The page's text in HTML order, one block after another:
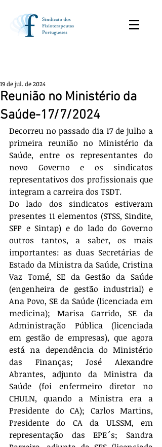
Reunião no Ministério da
Saúde-17/7/2024
19 de jul. de 2024
Decorreu no passado dia 17 de julho a
primeira reunião no Ministério da
Saúde, entre os representantes do
novo Governo e os sindicatos
representativos dos profissionais que
integram a carreira dos TSDT.
Do lado dos sindicatos estiveram
presentes 11 elementos (STSS, Sindite,
SFP e Sintap) e do lado do Governo
outros tantos, a saber, os mais
importantes: as duas Secretárias de
Estado da Ministra da Saúde, Cristina
Vaz Tomé, SE da Gestão da Saúde
(engenheira de gestão industrial) e
Ana Povo, SE da Saúde (licenciada em
medicina); Marisa Garrido, SE da
Administração Pública (licenciada
em gestão de empresas), que agora
está na dependência do Ministério
das Finanças; José Alexandre
Abrantes, adjunto da Ministra da
Saúde (foi enfermeiro diretor no
CHULN, quando a Ministra era a
Presidente do CA); Carlos Martins,
Presidente do CA da ULSSM, em
representação das EPE´s; Sandra